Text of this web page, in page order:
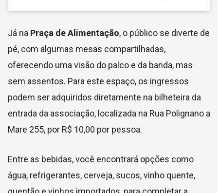
Já na Praça de Alimentação, o público se diverte de
pé, com algumas mesas compartilhadas,
oferecendo uma visão do palco e da banda, mas
sem assentos. Para este espaço, os ingressos
podem ser adquiridos diretamente na bilheteira da
entrada da associação, localizada na Rua Polignano a
Mare 255, por R$ 10,00 por pessoa.
Entre as bebidas, você encontrará opções como
água, refrigerantes, cerveja, sucos, vinho quente,